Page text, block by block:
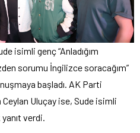
isimli genç “Anladığım
sorumu İngilizce soracağım”
başladı. AK Parti
Uluçay ise, Sude isimli
verdi.